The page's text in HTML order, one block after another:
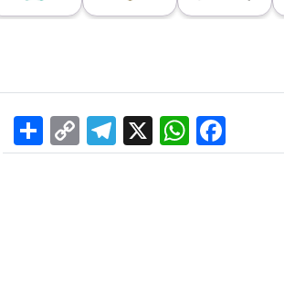
Facebook
WhatsApp
X
Link